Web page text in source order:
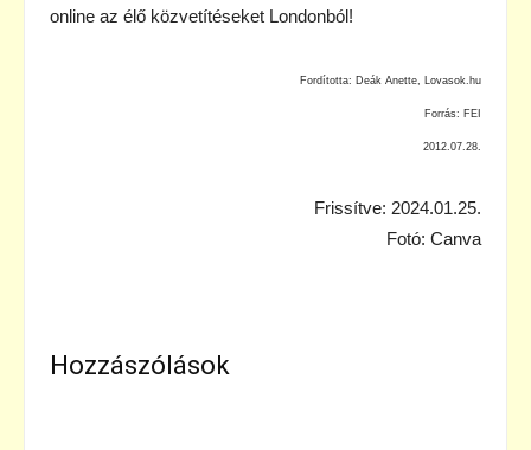
online az élő közvetítéseket Londonból!
Fordította: Deák Anette, Lovasok.hu
Forrás: FEI
2012.07.28.
Frissítve: 2024.01.25.
Fotó: Canva
Hozzászólások